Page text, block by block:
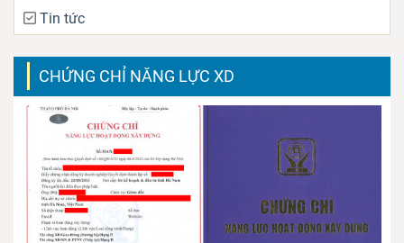
Tin tức
CHỨNG CHỈ NĂNG LỰC XD